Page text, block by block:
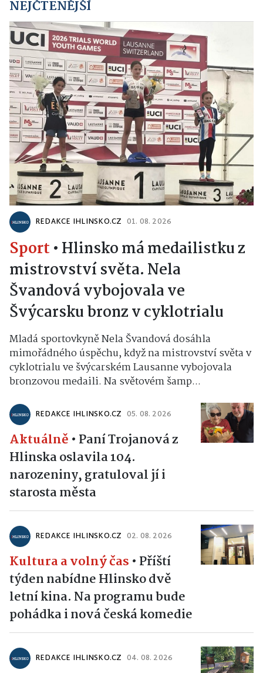
NEJČTENĚJŠÍ
REDAKCE IHLINSKO.CZ 01. 08. 2026
Sport • Hlinsko má medailistku z
mistrovství světa. Nela
Švandová vybojovala ve
Švýcarsku bronz v cyklotrialu
Mladá sportovkyně Nela Švandová dosáhla
mimořádného úspěchu, když na mistrovství světa v
cyklotrialu ve švýcarském Lausanne vybojovala
bronzovou medaili. Na světovém šamp...
REDAKCE IHLINSKO.CZ 05. 08. 2026
Aktuálně • Paní Trojanová z
Hlinska oslavila 104.
narozeniny, gratuloval jí i
starosta města
REDAKCE IHLINSKO.CZ 02. 08. 2026
Kultura a volný čas • Příští
týden nabídne Hlinsko dvě
letní kina. Na programu bude
pohádka i nová česká komedie
REDAKCE IHLINSKO.CZ 04. 08. 2026